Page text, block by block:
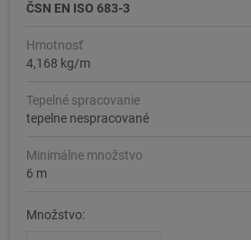
ČSN EN ISO 683-3
Hmotnosť
4,168 kg/m
Tepelné spracovanie
tepelne nespracované
Minimálne množstvo
6 m
Množstvo: